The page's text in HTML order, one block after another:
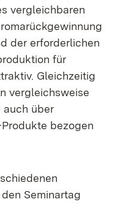
vergleichbaren
der erforderlichen
für
Gleichzeitig
vergleichsweise
auch über
bezogen
Seminartag